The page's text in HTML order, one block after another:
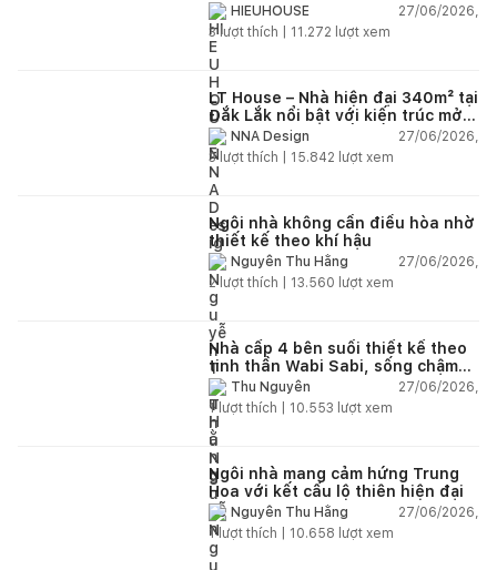
HIEUHOUSE
27/06/2026,
3lượt thích | 11.272 lượt xem
LT House – Nhà hiện đại 340m² tại
Đắk Lắk nổi bật với kiến trúc mở
và hệ sân vườn kết nối thiên
nhiên
NNA Design
27/06/2026,
3lượt thích | 15.842 lượt xem
Ngôi nhà không cần điều hòa nhờ
thiết kế theo khí hậu
Nguyễn Thu Hằng
27/06/2026,
2lượt thích | 13.560 lượt xem
Nhà cấp 4 bên suối thiết kế theo
tinh thần Wabi Sabi, sống chậm
giữa thiên nhiên
Thu Nguyễn
27/06/2026,
1lượt thích | 10.553 lượt xem
Ngôi nhà mang cảm hứng Trung
Hoa với kết cấu lộ thiên hiện đại
Nguyễn Thu Hằng
27/06/2026,
1lượt thích | 10.658 lượt xem